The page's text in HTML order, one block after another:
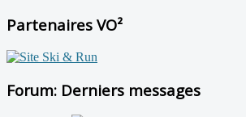
Partenaires VO²
Forum: Derniers messages